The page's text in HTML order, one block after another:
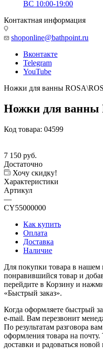
ВС 10:00-19:00
Контактная информация
shoponline@bathpoint.ru
Вконтакте
Telegram
YouTube
Ножки для ванны
Ножки для ванны
Код товара: 04599
7 150 руб.
Достаточно
Хочу скидку!
Характеристики
Артикул
—
CY55000000
Как купить
Оплата
Доставка
Наличие
Для покупки товара в нашем
понравившийся товар и
перейдите в Корзину и
«Быстрый заказ».
Когда оформляете быстрый
e-mail. Вам перезвонит
По результатам разговора
оформления товара на почту.
доставки и радоваться новой